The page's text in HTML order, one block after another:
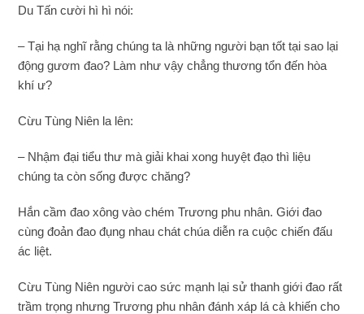
Du Tấn cười hì hì nói:
– Tại hạ nghĩ rằng chúng ta là những người bạn tốt tại sao lại
động gươm đao? Làm như vậy chẳng thương tổn đến hòa
khí ư?
Cừu Tùng Niên la lên:
– Nhậm đại tiểu thư mà giải khai xong huyệt đạo thì liệu
chúng ta còn sống được chăng?
Hắn cầm đao xông vào chém Trương phu nhân. Giới đao
cùng đoản đao đụng nhau chát chúa diễn ra cuộc chiến đấu
ác liệt.
Cừu Tùng Niên người cao sức mạnh lại sử thanh giới đao rất
trầm trọng nhưng Trương phu nhân đánh xáp lá cà khiến cho